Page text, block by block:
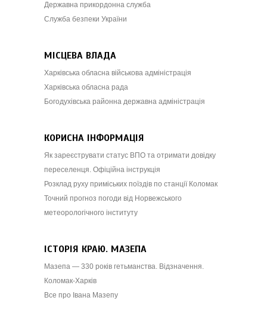
Державна прикордонна служба
Служба безпеки України
МІСЦЕВА ВЛАДА
Харківська обласна військова адміністрація
Харківська обласна рада
Богодухівська районна державна адміністрація
КОРИСНА ІНФОРМАЦІЯ
Як зареєструвати статус ВПО та отримати довідку
переселенця. Офіційна інструкція
Розклад руху приміських поїздів по станції Коломак
Точний прогноз погоди від Норвежського
метеорологічного інституту
ІСТОРІЯ КРАЮ. МАЗЕПА
Мазепа — 330 років гетьманства. Відзначення.
Коломак-Харків
Все про Івана Мазепу